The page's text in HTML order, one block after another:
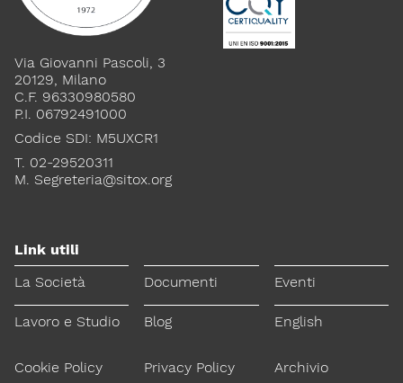
Via Giovanni Pascoli, 3
20129, Milano
C.F. 96330980580
P.I. 06792491000
Codice SDI: M5UXCR1
T. 02-29520311
M. Segreteria@sitox.org
Link utili
La Società
Documenti Eventi
Lavoro e Studio Blog English
Cookie Policy Privacy Policy Archivio